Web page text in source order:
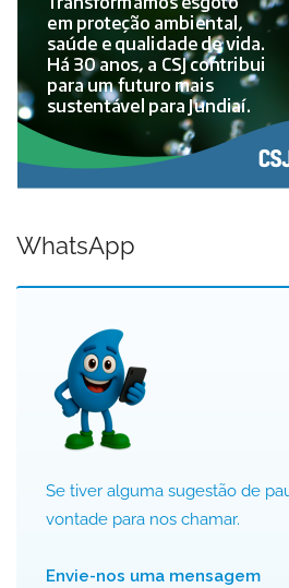
WhatsApp
Se tiver alguma sugestão de
vontade para nos chamar.
Envie-nos uma mensagem